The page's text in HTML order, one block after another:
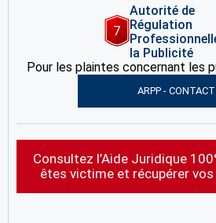
7
Autorité de
Régulation
la Publicité
Pour les plaintes concernant les
ARPP - CONTACT
Consultez l’Aide Juridique
êtes victime et récupérer